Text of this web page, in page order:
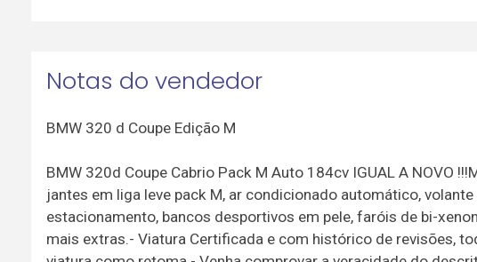
Notas do vendedor
BMW 320 d Coupe Edição M
BMW 320d Coupe Cabrio Pack M Auto 184cv IGUAL A NOVO
jantes em liga leve pack M, ar condicionado automático,
estacionamento, bancos desportivos em pele, faróis de bi-
mais extras.- Viatura Certificada e com histórico de revisões,